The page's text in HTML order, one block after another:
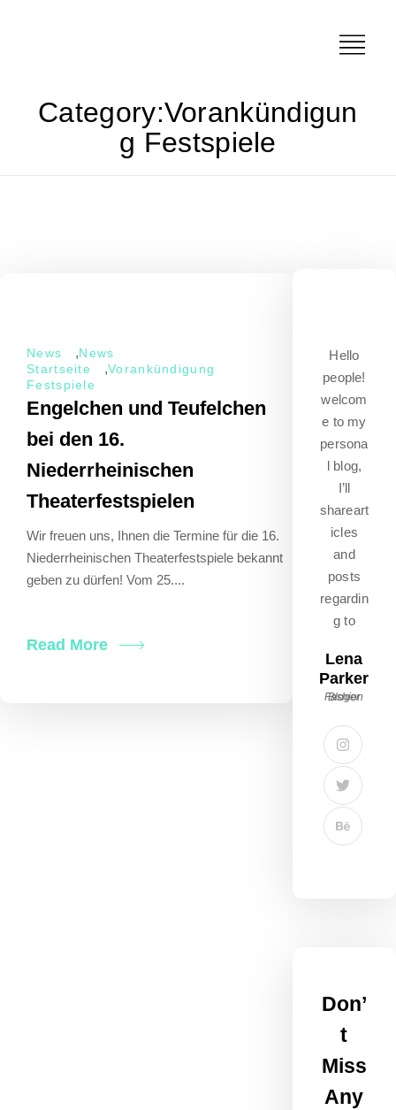
Category:Vorankündigun
G Festspiele
News ,News
Startseite
,Vorankündigung
Festspiele
Engelchen und Teufelchen
bei den 16.
Niederrheinischen
Theaterfestspielen
Wir freuen uns, Ihnen die Termine für die 16.
Niederrheinischen Theaterfestspiele bekannt
geben zu dürfen! Vom 25....
Read More
Hello
people!
welcom
e to my
persona
l blog,
I’ll
shareart
icles
and
posts
regardin
g to
Lena
Parker
Fashion Bloger
Don’
t
Miss
Any